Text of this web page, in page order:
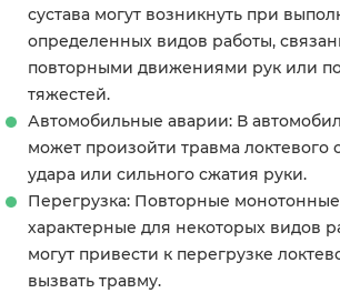
сустава могут возникнуть при
определенных видов работы,
повторными движениями рук или
тяжестей.
Автомобильные аварии: В
может произойти травма локтевого
удара или сильного сжатия руки.
Перегрузка: Повторные
характерные для некоторых видов
могут привести к перегрузке
вызвать травму.